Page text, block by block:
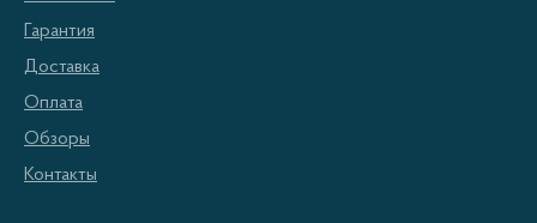
Электронная кофемолка – представляет собой
Гарантия
Доставка
Оплата
Обзоры
Контакты